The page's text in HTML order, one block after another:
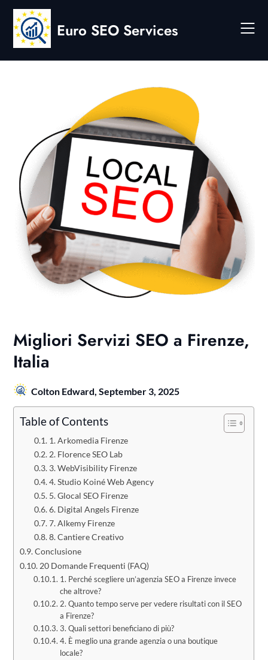
Skip
content
Euro SEO Services
Migliori Servizi SEO a Firenze,
Italia
Colton Edward,September 3, 2025
Table of Contents
1. Arkomedia Firenze
2. Florence SEO Lab
3. WebVisibility Firenze
4. Studio Koiné Web Agency
5. Glocal SEO Firenze
6. Digital Angels Firenze
7. Alkemy Firenze
8. Cantiere Creativo
Conclusione
20 Domande Frequenti (FAQ)
1. Perché scegliere un’agenzia SEO a Firenze invece
che altrove?
2. Quanto tempo serve per vedere risultati con il SEO
a Firenze?
3. Quali settori beneficiano di più?
4. È meglio una grande agenzia o una boutique
locale?